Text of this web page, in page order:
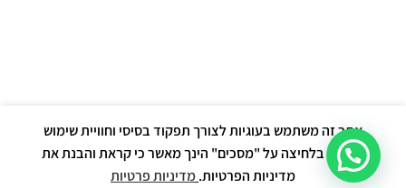
אתר זה משתמש בעוגיות לצורך תפקוד בסיסי וחוויית שימוש
תקינה. בלחיצה על "מסכים" הינך מאשר כי קראת והבנת את
מדיניות הפרטיות.מדיניות פרטיות